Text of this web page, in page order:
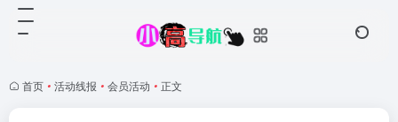
首页 • 活动线报 • 会员活动 • 正文